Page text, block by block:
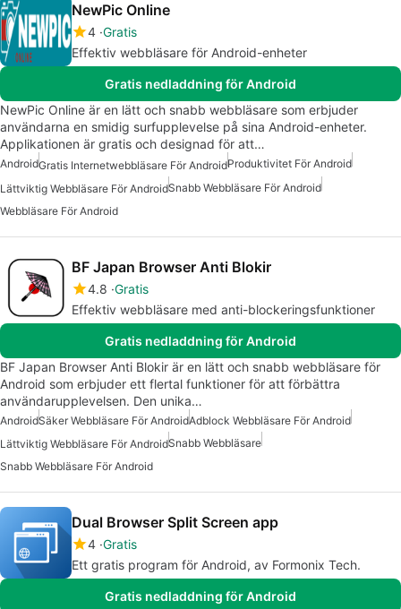
NewPic Online
4 Gratis
Effektiv webbläsare för Android-enheter
Gratis nedladdning för Android
NewPic Online är en lätt och snabb webbläsare som erbjuder
användarna en smidig surfupplevelse på sina Android-enheter.
Applikationen är gratis och designad för att…
AndroidGratis Internetwebbläsare För AndroidProduktivitet För Android
Lättviktig Webbläsare För AndroidSnabb Webbläsare För Android
Webbläsare För Android
BF Japan Browser Anti Blokir
4.8 Gratis
Effektiv webbläsare med anti-blockeringsfunktioner
Gratis nedladdning för Android
BF Japan Browser Anti Blokir är en lätt och snabb webbläsare för
Android som erbjuder ett flertal funktioner för att förbättra
användarupplevelsen. Den unika…
AndroidSäker Webbläsare För AndroidAdblock Webbläsare För Android
Lättviktig Webbläsare För AndroidSnabb Webbläsare
Snabb Webbläsare För Android
Dual Browser Split Screen app
4 Gratis
Ett gratis program för Android, av Formonix Tech.
Gratis nedladdning för Android